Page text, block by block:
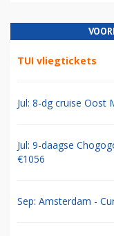
TUI vliegtickets
Jul: 8-dg cruise Oost
Jul: 9-daagse
€1056
Sep: Amsterdam -